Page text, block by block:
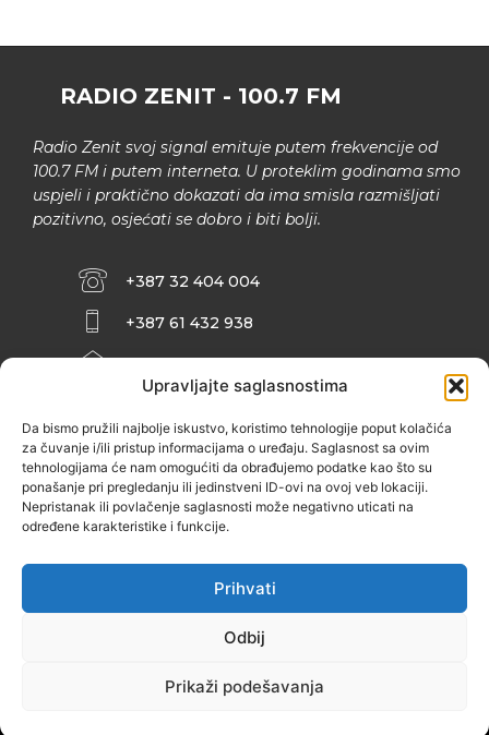
Upravljajte saglasnostima
Da bismo pružili najbolje iskustvo, koristimo tehnologije poput kolačića
za čuvanje i/ili pristup informacijama o uređaju. Saglasnost sa ovim
tehnologijama će nam omogućiti da obrađujemo podatke kao što su
ponašanje pri pregledanju ili jedinstveni ID-ovi na ovoj veb lokaciji.
Nepristanak ili povlačenje saglasnosti može negativno uticati na
određene karakteristike i funkcije.
Prihvati
Odbij
Prikaži podešavanja
RADIO ZENIT - 100.7 FM
Radio Zenit svoj signal emituje putem frekvencije od
100.7 FM i putem interneta. U proteklim godinama smo
uspjeli i praktično dokazati da ima smisla razmišljati
pozitivno, osjećati se dobro i biti bolji.
+387 32 404 004
+387 61 432 938
INFO@ZENIT.BA
ZENIČANKA, 3. SPRAT), 72000 ZENICA